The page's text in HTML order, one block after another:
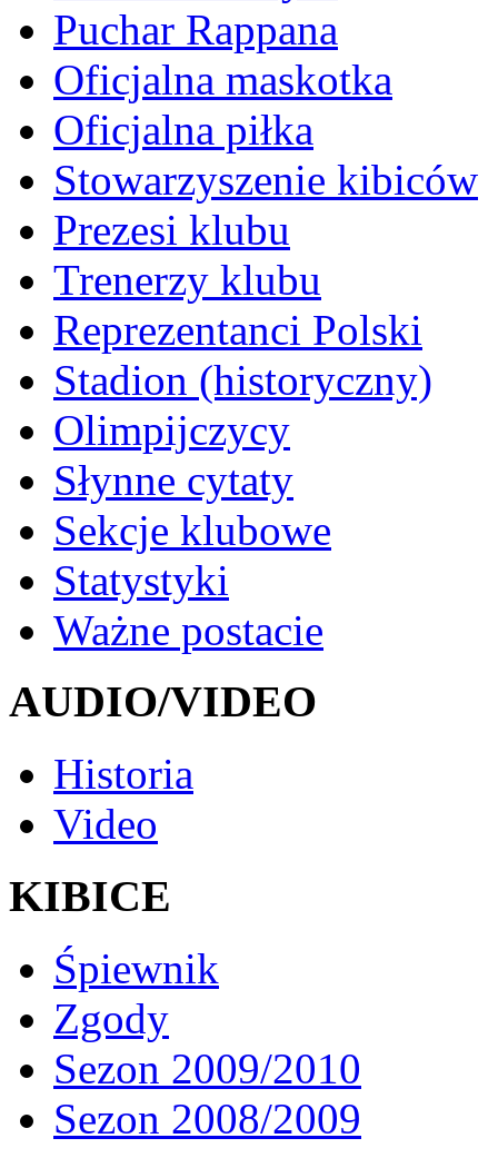
Puchar Rappana
Oficjalna maskotka
Oficjalna piłka
Stowarzyszenie kibiców
Prezesi klubu
Trenerzy klubu
Reprezentanci Polski
Stadion (historyczny)
Olimpijczycy
Słynne cytaty
Sekcje klubowe
Statystyki
Ważne postacie
AUDIO/VIDEO
Historia
Video
KIBICE
Śpiewnik
Zgody
Sezon 2009/2010
Sezon 2008/2009